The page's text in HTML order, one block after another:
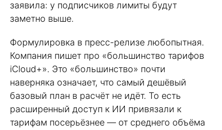
заявила: у подписчиков лимиты будут
заметно выше.
Формулировка в пресс-релизе любопытная.
Компания пишет про «большинство тарифов
iCloud+». Это «большинство» почти
наверняка означает, что самый дешёвый
базовый план в расчёт не идёт. То есть
расширенный доступ к ИИ привязали к
тарифам посерьёзнее — от среднего объёма